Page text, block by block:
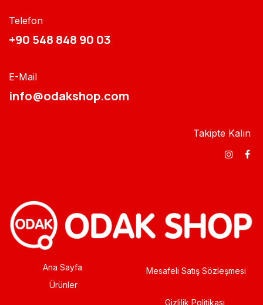
Telefon
+90 548 848 90 03​​
E-Mail
info@odakshop.com​
Takipte Kalın
Ana Sayfa
Ürünler
Mesafeli Satış Sözleşmesi
Gizlilik Politikası